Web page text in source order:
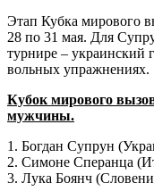
Этап Кубка мирового
28 по 31 мая. Для
турнире – украинский
вольных упражнениях.
Кубок мирового
мужчины.
1. Богдан Супрун
2. Симоне Сперанца
3. Лука Боянч